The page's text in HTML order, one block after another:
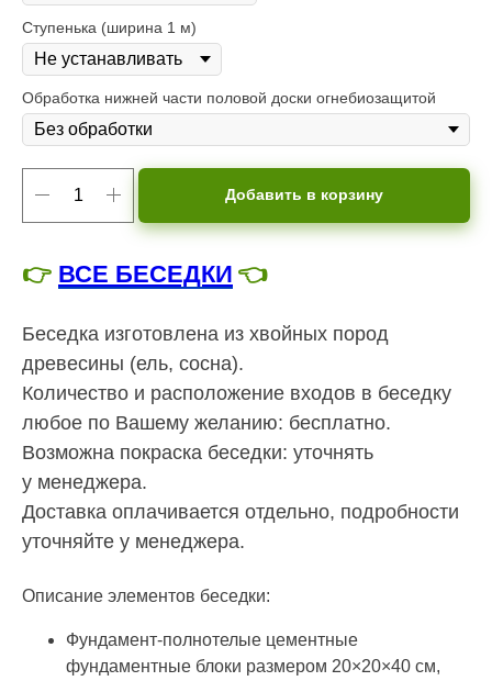
Ступенька (ширина 1 м)
Обработка нижней части половой доски огнебиозащитой
Добавить в корзину
👉 ВСЕ БЕСЕДКИ 👈
Беседка изготовлена из хвойных пород
древесины (ель, сосна).
Количество и расположение входов в беседку
любое по Вашему желанию: бесплатно.
Возможна покраска беседки: уточнять
у менеджера.
Доставка оплачивается отдельно, подробности
уточняйте у менеджера.
Описание элементов беседки:
Фундамент-полнотелые цементные
фундаментные блоки размером 20×20×40 см,